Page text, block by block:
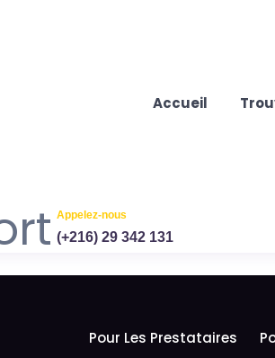
Accueil
Appelez-nous
(+216) 29 342 131
Pour Les Prestataires